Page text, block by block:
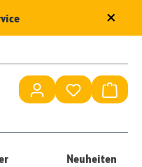
×
Du hast 0
Neuheiten